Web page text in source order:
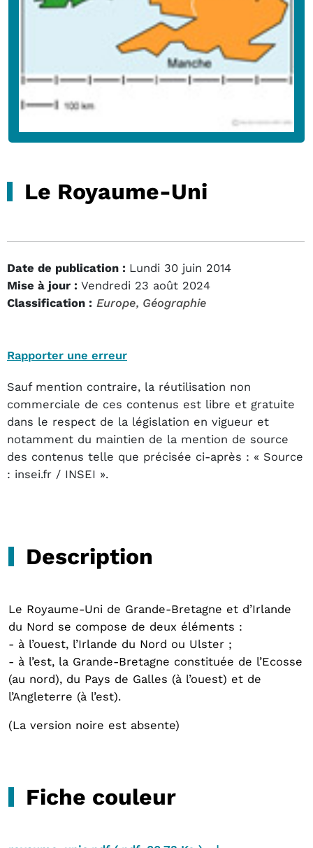
Le Royaume-Uni
Date de publication : Lundi 30 juin 2014
Mise à jour : Vendredi 23 août 2024
Classification : Europe, Géographie
Rapporter une erreur
Sauf mention contraire, la réutilisation non
commerciale de ces contenus est libre et gratuite
dans le respect de la législation en vigueur et
notamment du maintien de la mention de source
des contenus telle que précisée ci-après : « Source
: insei.fr / INSEI ».
Description
Le Royaume-Uni de Grande-Bretagne et d’Irlande
du Nord se compose de deux éléments :
- à l’ouest, l’Irlande du Nord ou Ulster ;
- à l’est, la Grande-Bretagne constituée de l’Ecosse
(au nord), du Pays de Galles (à l’ouest) et de
l’Angleterre (à l’est).
(La version noire est absente)
Fiche couleur